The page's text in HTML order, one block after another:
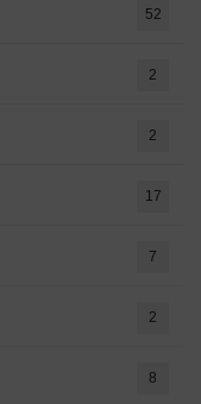
52
2
2
17
7
2
8